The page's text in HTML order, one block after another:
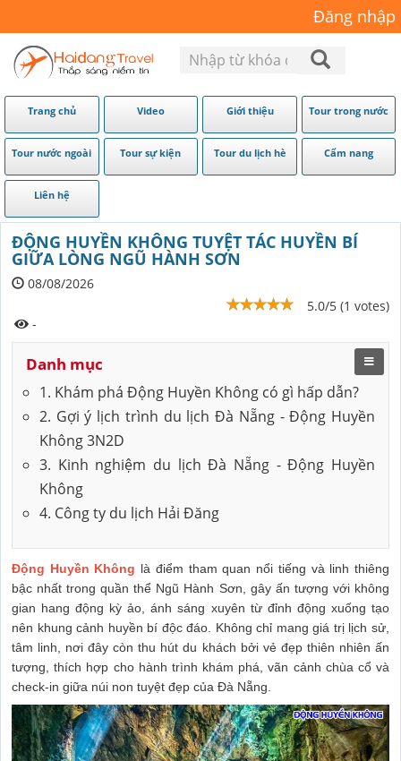
Đăng nhập
Trang chủ Video Giới thiệu Tour trong nước
Tour nước ngoài Tour sự kiện Tour du lịch hè Cẩm nang
Liên hệ
ĐỘNG HUYỀN KHÔNG TUYỆT TÁC HUYỀN BÍ
GIỮA LÒNG NGŨ HÀNH SƠN
08/08/2026
5.0/5 (1 votes)
-
Danh mục
1. Khám phá Động Huyền Không có gì hấp dẫn?
2. Gợi ý lịch trình du lịch Đà Nẵng - Động Huyền
Không 3N2D
3. Kinh nghiệm du lịch Đà Nẵng - Động Huyền
Không
4. Công ty du lịch Hải Đăng
Động Huyền Không là điểm tham quan nổi tiếng và linh thiêng
bậc nhất trong quần thể Ngũ Hành Sơn, gây ấn tượng với không
gian hang động kỳ ảo, ánh sáng xuyên từ đỉnh động xuống tạo
nên khung cảnh huyền bí độc đáo. Không chỉ mang giá trị lịch sử,
tâm linh, nơi đây còn thu hút du khách bởi vẻ đẹp thiên nhiên ấn
tượng, thích hợp cho hành trình khám phá, vãn cảnh chùa cổ và
check-in giữa núi non tuyệt đẹp của Đà Nẵng.